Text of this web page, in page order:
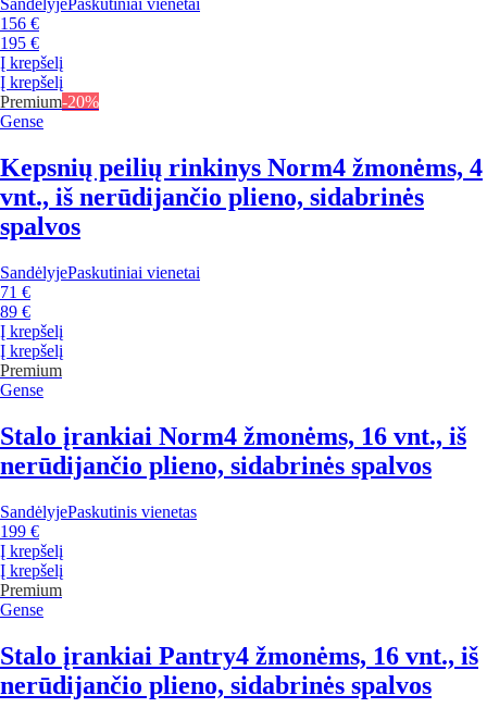
SandėlyjePaskutiniai vienetai
156 €
195 €
Į krepšelį
Į krepšelį
Premium-20%
Gense
Kepsnių peilių rinkinys Norm4 žmonėms, 4
vnt., iš nerūdijančio plieno, sidabrinės
spalvos
SandėlyjePaskutiniai vienetai
71 €
89 €
Į krepšelį
Į krepšelį
Premium
Gense
Stalo įrankiai Norm4 žmonėms, 16 vnt., iš
nerūdijančio plieno, sidabrinės spalvos
SandėlyjePaskutinis vienetas
199 €
Į krepšelį
Į krepšelį
Premium
Gense
Stalo įrankiai Pantry4 žmonėms, 16 vnt., iš
nerūdijančio plieno, sidabrinės spalvos